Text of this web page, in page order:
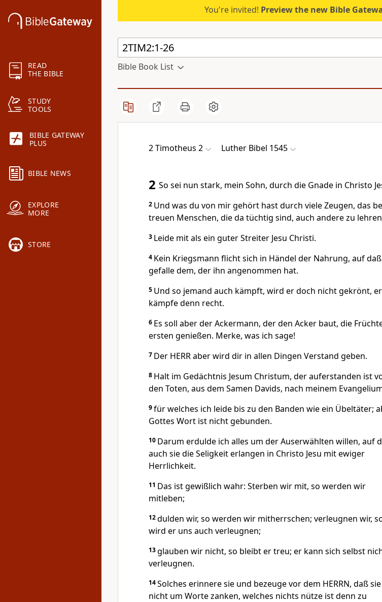
READ
THE BIBLE
STUDY
TOOLS
BIBLE GATEWAY
PLUS
BIBLE NEWS
EXPLORE
MORE
STORE
You're invited! Preview the new Bible
Bible Book List
2 Timotheus 2 Luther Bibel 1545
2 So sei nun stark, mein Sohn, durch die Gnade in Christo
2 Und was du von mir gehört hast durch viele Zeugen, das
treuen Menschen, die da tüchtig sind, auch andere zu
3 Leide mit als ein guter Streiter Jesu Christi.
4 Kein Kriegsmann flicht sich in Händel der Nahrung, auf
gefalle dem, der ihn angenommen hat.
5 Und so jemand auch kämpft, wird er doch nicht gekrönt, er
kämpfe denn recht.
6 Es soll aber der Ackermann, der den Acker baut, die
ersten genießen. Merke, was ich sage!
7 Der HERR aber wird dir in allen Dingen Verstand geben.
8 Halt im Gedächtnis Jesum Christum, der auferstanden ist
den Toten, aus dem Samen Davids, nach meinem
9für welches ich leide bis zu den Banden wie ein Übeltäter;
Gottes Wort ist nicht gebunden.
10 Darum erdulde ich alles um der Auserwählten willen, auf
auch sie die Seligkeit erlangen in Christo Jesu mit ewiger
Herrlichkeit.
11 Das ist gewißlich wahr: Sterben wir mit, so werden wir
mitleben;
12dulden wir, so werden wir mitherrschen; verleugnen wir,
wird er uns auch verleugnen;
13glauben wir nicht, so bleibt er treu; er kann sich selbst
verleugnen.
14Solches erinnere sie und bezeuge vor dem HERRN, daß sie
nicht um Worte zanken, welches nichts nütze ist denn zu